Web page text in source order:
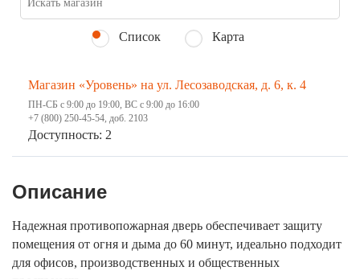
Список Карта
Магазин «Уровень» на ул. Лесозаводская, д. 6, к. 4
ПН-СБ с 9:00 до 19:00, ВС с 9:00 до 16:00
+7 (800) 250-45-54, доб. 2103
Доступность: 2
Описание
Надежная противопожарная дверь обеспечивает защиту
помещения от огня и дыма до 60 минут, идеально подходит
для офисов, производственных и общественных